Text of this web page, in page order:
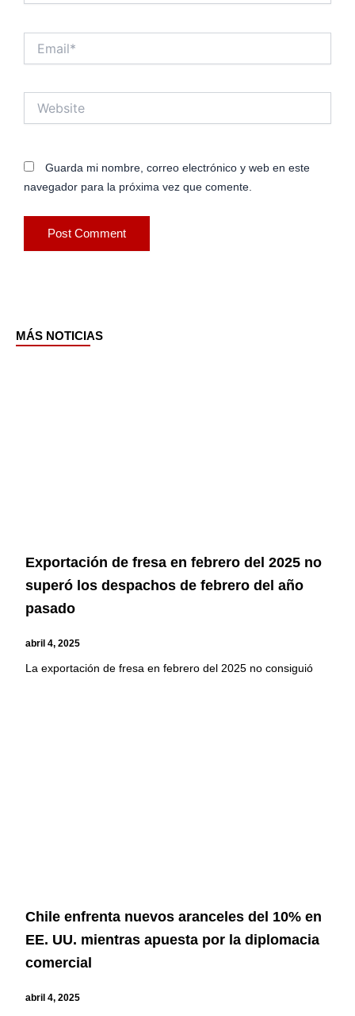
Guarda mi nombre, correo electrónico y web en este
navegador para la próxima vez que comente.
MÁS NOTICIAS
Exportación de fresa en febrero del 2025 no
superó los despachos de febrero del año
pasado
abril 4, 2025
La exportación de fresa en febrero del 2025 no consiguió
Chile enfrenta nuevos aranceles del 10% en
EE. UU. mientras apuesta por la diplomacia
comercial
abril 4, 2025